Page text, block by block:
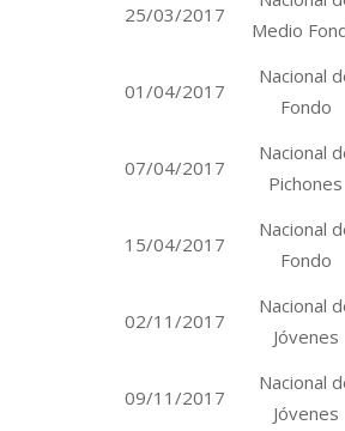
25/03/2017
Medio
01/04/2017
Nacional
Fondo
07/04/2017
Nacional
Pichones
15/04/2017
Nacional
Fondo
02/11/2017
Nacional
Jóvenes
09/11/2017
Nacional
Jóvenes